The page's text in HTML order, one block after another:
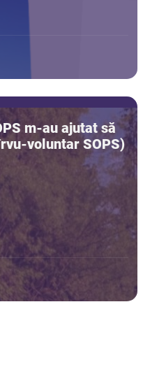
m-au ajutat să
voluntar SOPS)